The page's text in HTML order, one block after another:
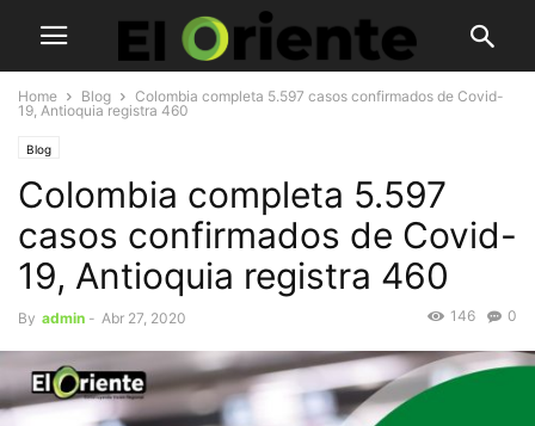
Home Blog
Colombia completa 5.597 casos confirmados de Covid-
19, Antioquia registra 460
Blog
Colombia completa 5.597
casos confirmados de Covid-
19, Antioquia registra 460
By admin - Abr 27, 2020 0
146